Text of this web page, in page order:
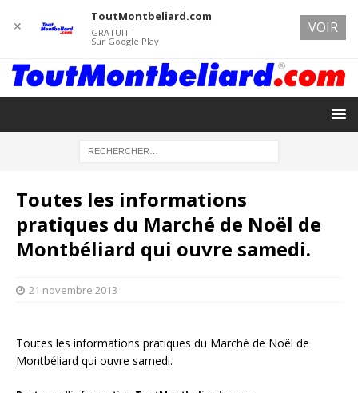
Toutes les informations
pratiques du Marché de Noël de
Montbéliard qui ouvre samedi.
21 novembre 2013
Toutes les informations pratiques du Marché de Noël de
Montbéliard qui ouvre samedi.
✕
ToutMontbeliard.com
GRATUIT
Sur Google Play
VOIR